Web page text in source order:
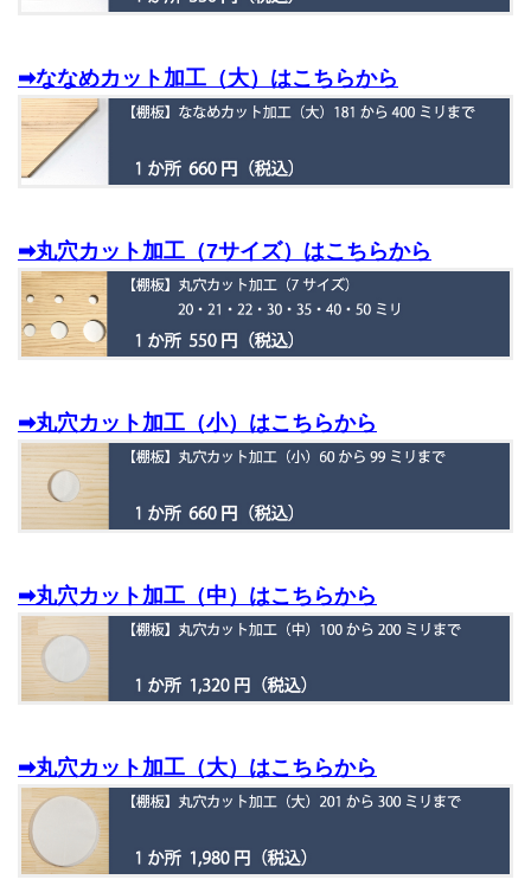
➡ななめカット加工（大）はこちらから
➡丸穴カット加工（7サイズ）はこちらから
➡丸穴カット加工（小）はこちらから
➡丸穴カット加工（中）はこちらから
➡丸穴カット加工（大）はこちらから